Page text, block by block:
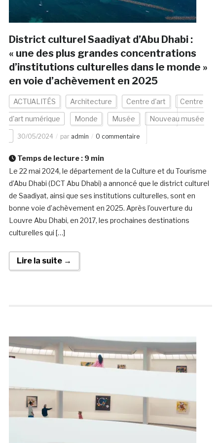
District culturel Saadiyat d’Abu Dhabi :
« une des plus grandes concentrations
d’institutions culturelles dans le monde »
en voie d’achèvement en 2025
ACTUALITÉS Architecture Centre d'art Centre
d'art numérique Monde Musée Nouveau musée
30/05/2024 par admin 0 commentaire
Temps de lecture : 9 min
Le 22 mai 2024, le département de la Culture et du Tourisme
d’Abu Dhabi (DCT Abu Dhabi) a annoncé que le district culturel
de Saadiyat, ainsi que ses institutions culturelles, sont en
bonne voie d’achèvement en 2025. Après l’ouverture du
Louvre Abu Dhabi, en 2017, les prochaines destinations
culturelles qui […]
Lire la suite →